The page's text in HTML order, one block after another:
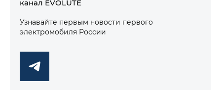
канал EVOLUTE
Узнавайте первым новости первого
электромобиля России